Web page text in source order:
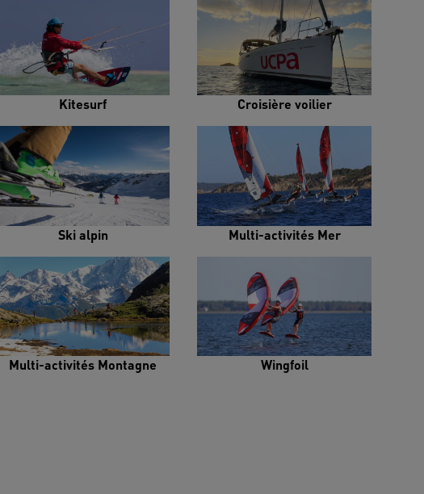
Kitesurf Croisière voilier
Ski alpin Multi-activités Mer
Multi-activités Montagne Wingfoil